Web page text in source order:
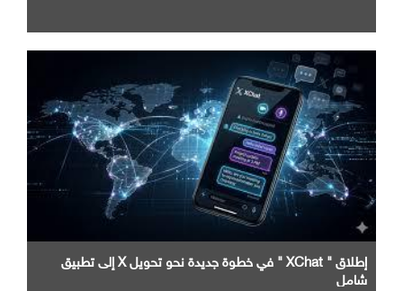
إطلاق " XChat " في خطوة جديدة نحو تحويل X إلى تطبيق
شامل